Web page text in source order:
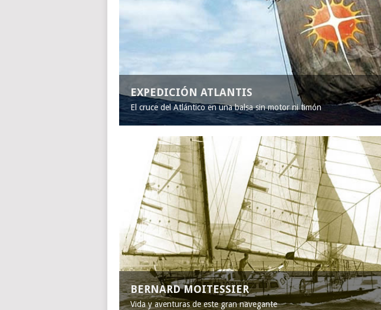
EXPEDICIÓN ATLANTIS
El cruce del Atlántico en una balsa sin motor ni timón
BERNARD MOITESSIER
Vida y aventuras de este gran navegante